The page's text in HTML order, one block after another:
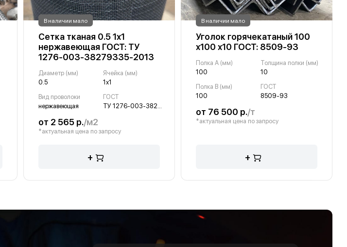
В наличии мало
Сетка тканая 0.5 1х1
нержавеющая ГОСТ: ТУ
1276-003-38279335-2013
Диаметр (мм)
0.5
Ячейка (мм)
1х1
Вид проволоки
нержавеющая
ГОСТ
ТУ 1276-003-38279335-2013
от 2 565 р./м2
*актуальная цена по запросу
+
В наличии мало
Уголок горячекатаный 100
х100 х10 ГОСТ: 8509-93
Полка A (мм)
100
Толщина полки (мм)
10
Полка B (мм)
100
ГОСТ
8509-93
от 76 500 р./т
*актуальная цена по запросу
+